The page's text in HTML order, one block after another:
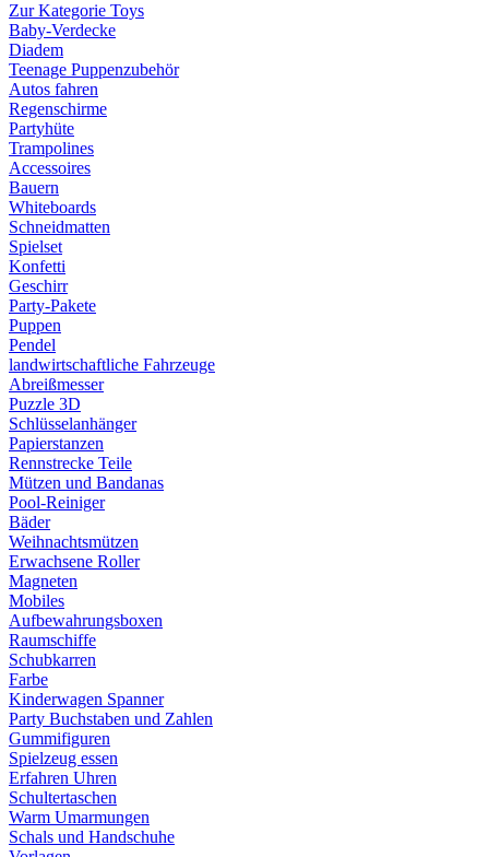
Zur Kategorie Toys
Baby-Verdecke
Diadem
Teenage Puppenzubehör
Autos fahren
Regenschirme
Partyhüte
Trampolines
Accessoires
Bauern
Whiteboards
Schneidmatten
Spielset
Konfetti
Geschirr
Party-Pakete
Puppen
Pendel
landwirtschaftliche Fahrzeuge
Abreißmesser
Puzzle 3D
Schlüsselanhänger
Papierstanzen
Rennstrecke Teile
Mützen und Bandanas
Pool-Reiniger
Bäder
Weihnachtsmützen
Erwachsene Roller
Magneten
Mobiles
Aufbewahrungsboxen
Raumschiffe
Schubkarren
Farbe
Kinderwagen Spanner
Party Buchstaben und Zahlen
Gummifiguren
Spielzeug essen
Erfahren Uhren
Schultertaschen
Warm Umarmungen
Schals und Handschuhe